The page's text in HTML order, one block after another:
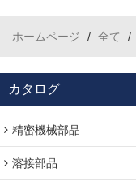
ホームページ / 全て /
カタログ
精密機械部品
溶接部品